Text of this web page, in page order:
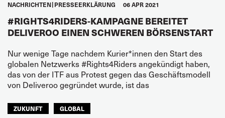
NACHRICHTEN PRESSEERKLÄRUNG 06 APR 2021
#RIGHTS4RIDERS-KAMPAGNE BEREITET
DELIVEROO EINEN SCHWEREN BÖRSENSTART
Nur wenige Tage nachdem Kurier*innen den Start des
globalen Netzwerks #Rights4Riders angekündigt haben,
das von der ITF aus Protest gegen das Geschäftsmodell
von Deliveroo gegründet wurde, ist das
ZUKUNFT GLOBAL